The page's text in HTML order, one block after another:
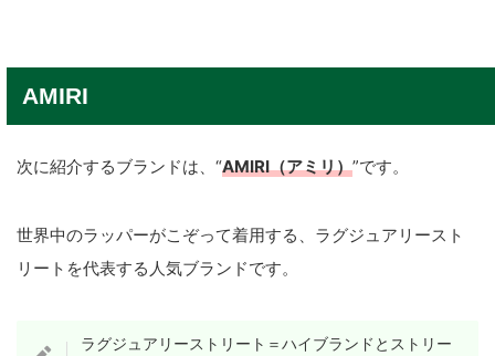
AMIRI
次に紹介するブランドは、“AMIRI（アミリ）”です。
世界中のラッパーがこぞって着用する、ラグジュアリースト
リートを代表する人気ブランドです。
ラグジュアリーストリート＝ハイブランドとストリー